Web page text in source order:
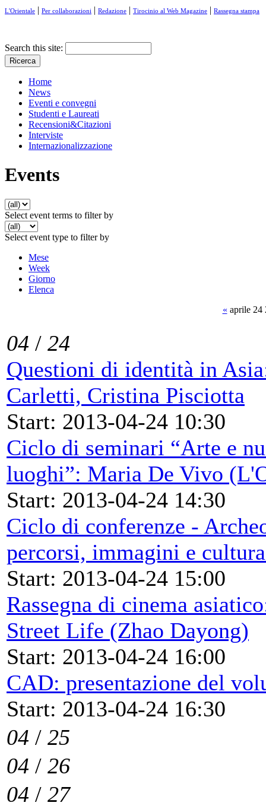
L'Orientale | Per collaborazioni | Redazione | Tirocinio al Web Magazine | Rassegna stampa
Search this site:
Home
News
Eventi e convegni
Studenti e Laureati
Recensioni&Citazioni
Interviste
Internazionalizzazione
Events
Select event terms to filter by
Select event type to filter by
Mese
Week
Giorno
Elenca
« aprile 24
04 / 24
Questioni di identità in
Carletti, Cristina Pisciotta
Start: 2013-04-24 10:30
Ciclo di seminari “Arte e
luoghi”: Maria De Vivo
Start: 2013-04-24 14:30
Ciclo di conferenze -
percorsi, immagini e
Start: 2013-04-24 15:00
Rassegna di cinema
Street Life (Zhao Dayong)
Start: 2013-04-24 16:00
CAD: presentazione del
Start: 2013-04-24 16:30
04 / 25
04 / 26
04 / 27